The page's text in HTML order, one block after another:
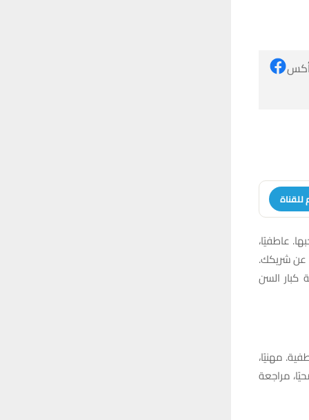
أكس
للقناة
عاطفيًا،
عن شريكك.
كبار السن
مهنيًا،
مراجعة